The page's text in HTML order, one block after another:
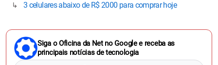
3 celulares abaixo de R$ 2000 para comprar hoje
Siga o Oficina da Net no Google e receba as
principais notícias de tecnologia